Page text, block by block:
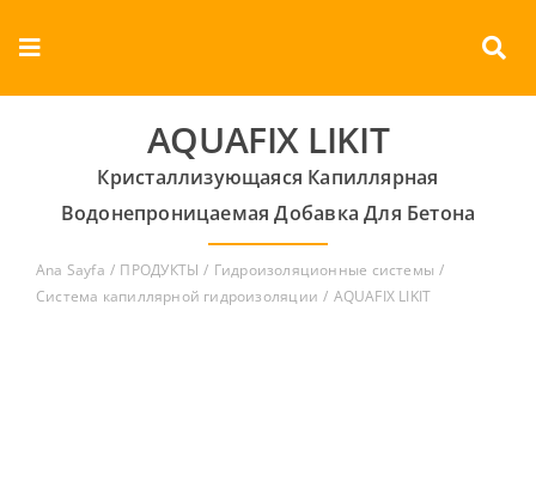
Toggle
Navigation
О КОМПАНИИ
продукты
документы
AQUAFIX LIKIT
Кристаллизующаяся Капиллярная
Водонепроницаемая Добавка Для Бетона
Ana Sayfa ПРОДУКТЫ
Гидроизоляционные системы
Система капиллярной гидроизоляции
AQUAFIX LIKIT